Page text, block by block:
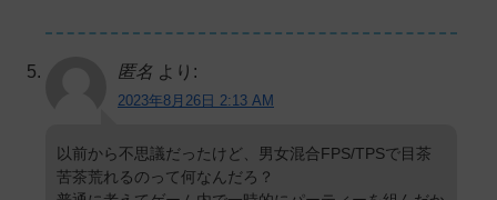
匿名 より:
2023年8月26日 2:13 AM
以前から不思議だったけど、男女混合FPS/TPSで目茶
苦茶荒れるのって何なんだろ？